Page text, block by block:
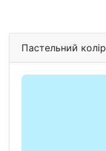
Пастельний колір